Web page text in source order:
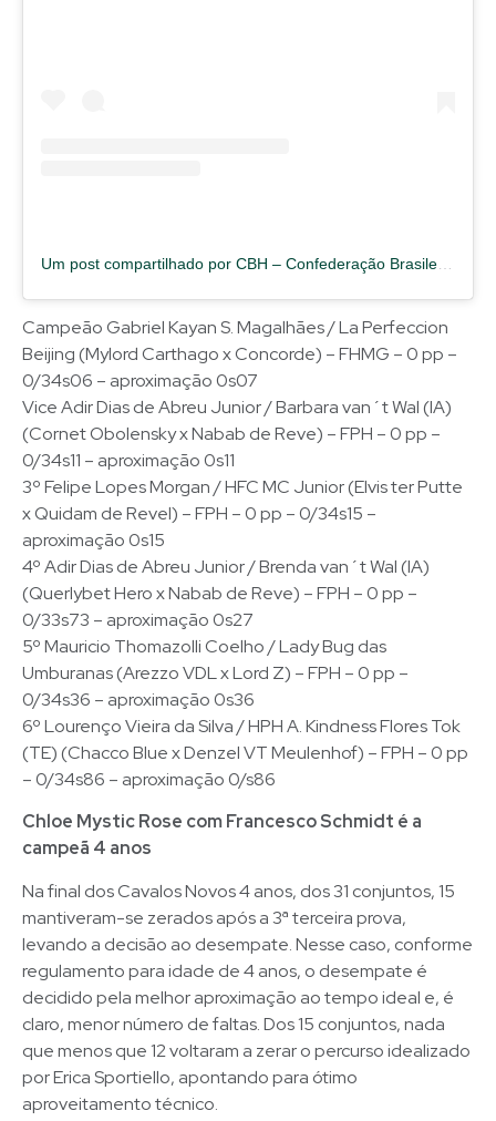
Campeão Gabriel Kayan S. Magalhães / La Perfeccion
Beijing (Mylord Carthago x Concorde) – FHMG – 0 pp –
0/34s06 – aproximação 0s07
Vice Adir Dias de Abreu Junior / Barbara van´t Wal (IA)
(Cornet Obolensky x Nabab de Reve) – FPH – 0 pp –
0/34s11 – aproximação 0s11
3º Felipe Lopes Morgan / HFC MC Junior (Elvis ter Putte
x Quidam de Revel) – FPH – 0 pp – 0/34s15 –
aproximação 0s15
4º Adir Dias de Abreu Junior / Brenda van´t Wal (IA)
(Querlybet Hero x Nabab de Reve) – FPH – 0 pp –
0/33s73 – aproximação 0s27
5º Mauricio Thomazolli Coelho / Lady Bug das
Umburanas (Arezzo VDL x Lord Z) – FPH – 0 pp –
0/34s36 – aproximação 0s36
6º Lourenço Vieira da Silva / HPH A. Kindness Flores Tok
(TE) (Chacco Blue x Denzel VT Meulenhof) – FPH – 0 pp
– 0/34s86 – aproximação 0/s86
Chloe Mystic Rose com Francesco Schmidt é a
campeã 4 anos
Na final dos Cavalos Novos 4 anos, dos 31 conjuntos, 15
mantiveram-se zerados após a 3ª terceira prova,
levando a decisão ao desempate. Nesse caso, conforme
regulamento para idade de 4 anos, o desempate é
decidido pela melhor aproximação ao tempo ideal e, é
claro, menor número de faltas. Dos 15 conjuntos, nada
que menos que 12 voltaram a zerar o percurso idealizado
por Erica Sportiello, apontando para ótimo
aproveitamento técnico.